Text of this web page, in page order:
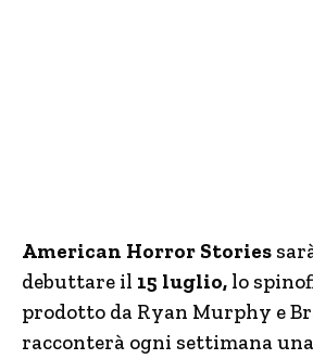
American Horror Stories
debuttare il 15 luglio, lo
prodotto da Ryan Murphy e
racconterà ogni settimana